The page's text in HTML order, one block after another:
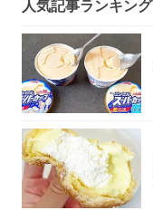
人気記事ランキング